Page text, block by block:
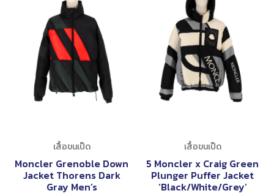
เสื้อขนเป็ด
Moncler Grenoble Down
Jacket Thorens Dark
Gray Men’s
เสื้อขนเป็ด
5 Moncler x Craig Green
Plunger Puffer Jacket
‘Black/White/Grey’